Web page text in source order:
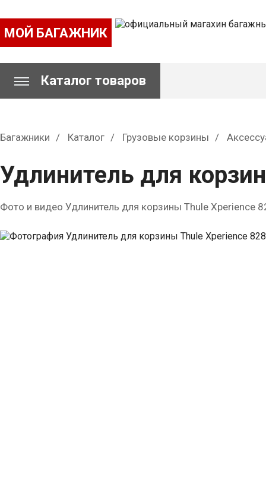
МОЙ БАГАЖНИК
Каталог товаров
Багажники Каталог Грузовые корзины
Удлинитель для
Фото и видео Удлинитель для корзины Thule Xperience